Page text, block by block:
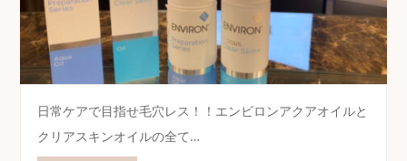
日常ケアで目指せ毛穴レス！！エンビロンアクアオイルと
クリアスキンオイルの全て…